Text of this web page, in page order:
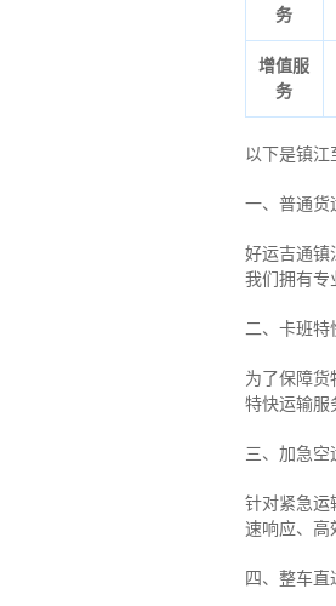
务
增值服
务
以下是镇江
一、普通货
好运吉通镇
我们拥有专
二、卡班
为了保障货
特快运输服
三、加急空
针对紧急运
速响应、高
四、整车